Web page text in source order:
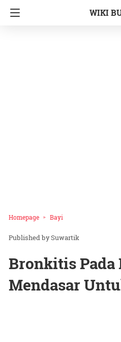
WIKI
Homepage Bayi
Suwartik
Bronkitis Pada
Mendasar